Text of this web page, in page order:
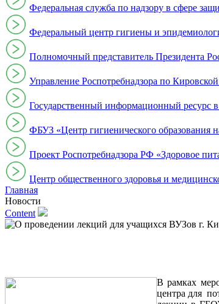
Федеральная служба по надзору в сфере
Федеральный центр гигиены и
Полномочный представитель Президента
Управление Роспотребнадзора по
Государственный информационный ресурс
ФБУЗ «Центр гигиенического образования
Проект Роспотребнадзора РФ «Здоровое
Центр общественного здоровья и
Главная
Новости
Content
В рамках
центра для